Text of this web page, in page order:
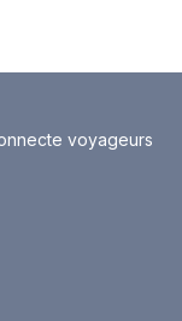
voyageurs